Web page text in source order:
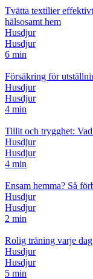
Tvätta textilier
hälsosamt hem
Husdjur
Husdjur
6 min
Försäkring för
Husdjur
Husdjur
4 min
Tillit och trygghet:
Husdjur
Husdjur
4 min
Ensam hemma? Så
Husdjur
Husdjur
2 min
Rolig träning varje
Husdjur
Husdjur
5 min